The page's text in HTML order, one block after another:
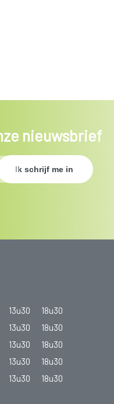
nieuwsbrief
13u30
18u30
13u30
18u30
13u30
18u30
13u30
18u30
13u30
18u30